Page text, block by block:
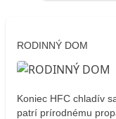
RODINNÝ DOM
Koniec HFC chladív
patrí prírodnému